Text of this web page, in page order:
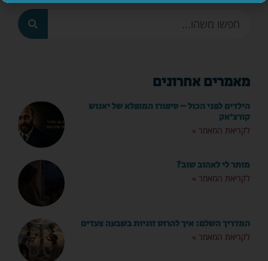
מאמרים אחרונים
הילדים לפני הכול – סיפורו המופלא של יאנוש
קורצ'אק
לקריאת המאמר »
מותר לי לאהוב שוב?
לקריאת המאמר »
המדריך השלם: איך להרוס זוגיות בשבעה צעדים
לקריאת המאמר »